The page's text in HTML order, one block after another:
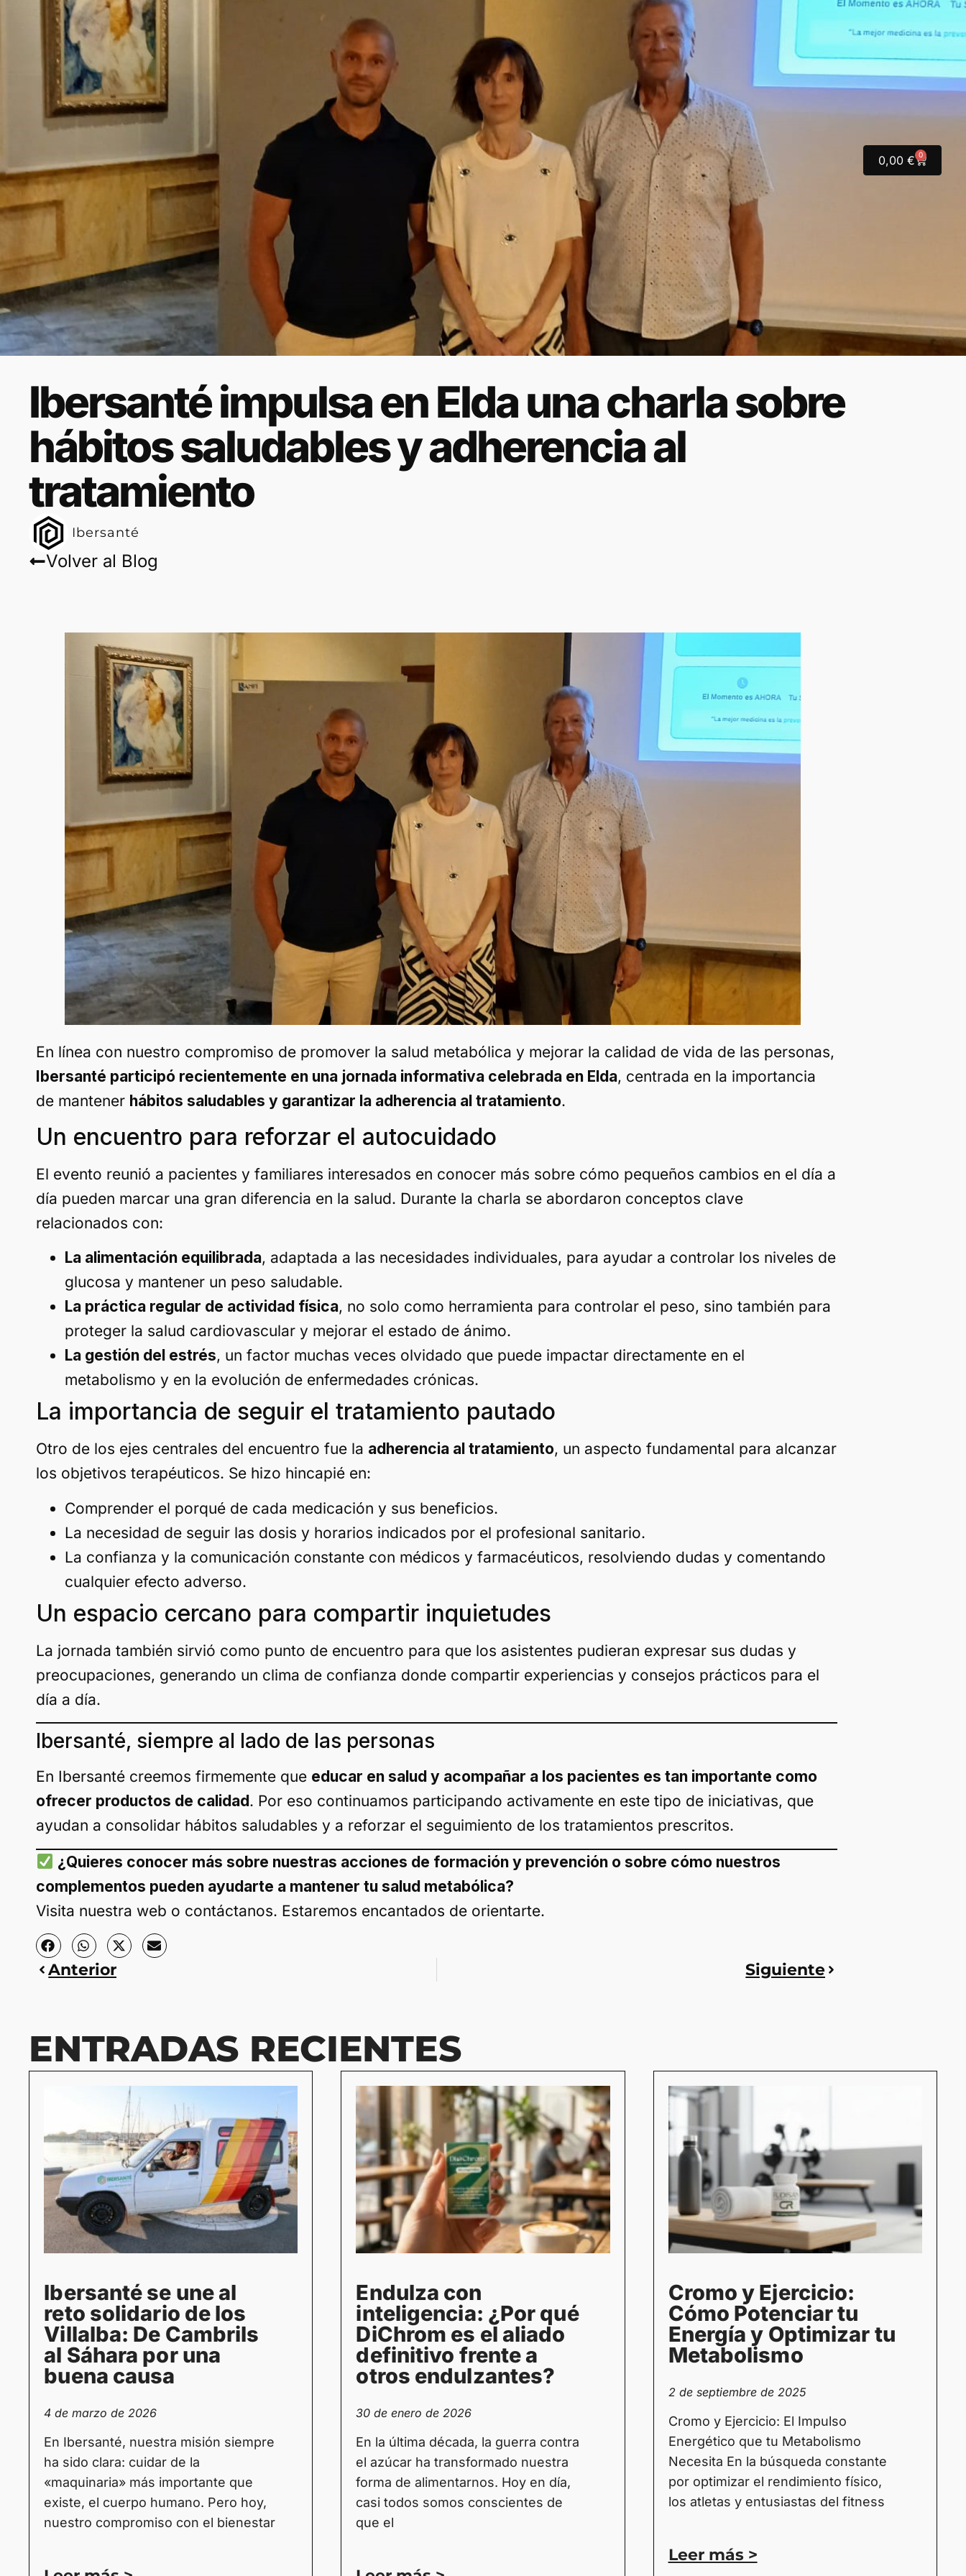
Ibersanté impulsa en Elda una charla sobre
hábitos saludables y adherencia al
tratamiento
Ibersanté
Volver al Blog
En línea con nuestro compromiso de promover la salud metabólica y mejorar la calidad de vida de las personas,
Ibersanté participó recientemente en una jornada informativa celebrada en Elda, centrada en la importancia
de mantener hábitos saludables y garantizar la adherencia al tratamiento.
Un encuentro para reforzar el autocuidado
El evento reunió a pacientes y familiares interesados en conocer más sobre cómo pequeños cambios en el día a
día pueden marcar una gran diferencia en la salud. Durante la charla se abordaron conceptos clave
relacionados con:
La alimentación equilibrada, adaptada a las necesidades individuales, para ayudar a controlar los niveles de
glucosa y mantener un peso saludable.
La práctica regular de actividad física, no solo como herramienta para controlar el peso, sino también para
proteger la salud cardiovascular y mejorar el estado de ánimo.
La gestión del estrés, un factor muchas veces olvidado que puede impactar directamente en el
metabolismo y en la evolución de enfermedades crónicas.
La importancia de seguir el tratamiento pautado
Otro de los ejes centrales del encuentro fue la adherencia al tratamiento, un aspecto fundamental para alcanzar
los objetivos terapéuticos. Se hizo hincapié en:
Comprender el porqué de cada medicación y sus beneficios.
La necesidad de seguir las dosis y horarios indicados por el profesional sanitario.
La confianza y la comunicación constante con médicos y farmacéuticos, resolviendo dudas y comentando
cualquier efecto adverso.
Un espacio cercano para compartir inquietudes
La jornada también sirvió como punto de encuentro para que los asistentes pudieran expresar sus dudas y
preocupaciones, generando un clima de confianza donde compartir experiencias y consejos prácticos para el
día a día.
Ibersanté, siempre al lado de las personas
En Ibersanté creemos firmemente que educar en salud y acompañar a los pacientes es tan importante como
ofrecer productos de calidad . Por eso continuamos participando activamente en este tipo de iniciativas, que
ayudan a consolidar hábitos saludables y a reforzar el seguimiento de los tratamientos prescritos.
¿Quieres conocer más sobre nuestras acciones de formación y prevención o sobre cómo nuestros
complementos pueden ayudarte a mantener tu salud metabólica?
Visita nuestra web o contáctanos. Estaremos encantados de orientarte.
Anterior Siguiente
ENTRADAS RECIENTES
Ibersanté se une al
reto solidario de los
Villalba: De Cambrils
al Sáhara por una
buena causa
4 de marzo de 2026
En Ibersanté, nuestra misión siempre
ha sido clara: cuidar de la
«maquinaria» más importante que
existe, el cuerpo humano. Pero hoy,
nuestro compromiso con el bienestar
Endulza con
inteligencia: ¿Por qué
DiChrom es el aliado
definitivo frente a
otros endulzantes?
30 de enero de 2026
En la última década, la guerra contra
el azúcar ha transformado nuestra
forma de alimentarnos. Hoy en día,
casi todos somos conscientes de
que el
Cromo y Ejercicio:
Cómo Potenciar tu
Energía y Optimizar tu
Metabolismo
2 de septiembre de 2025
Cromo y Ejercicio: El Impulso
Energético que tu Metabolismo
Necesita En la búsqueda constante
por optimizar el rendimiento físico,
los atletas y entusiastas del fitness
Leer más >
0,00 € 0